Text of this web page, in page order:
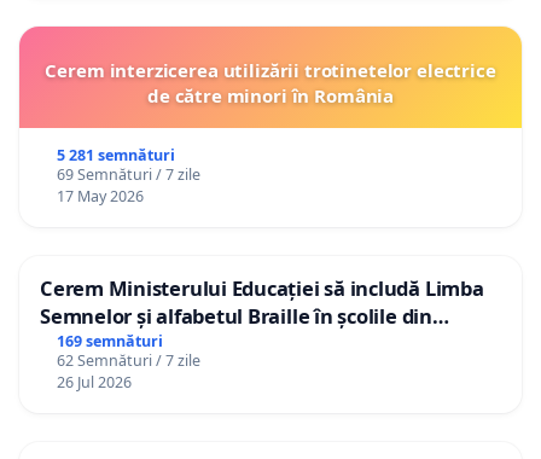
Cerem interzicerea utilizării trotinetelor electrice
de către minori în România
5 281 semnături
69 Semnături / 7 zile
17 May 2026
Cerem Ministerului Educației să includă Limba
Semnelor și alfabetul Braille în școlile din
Republica Moldova!
169 semnături
62 Semnături / 7 zile
26 Jul 2026